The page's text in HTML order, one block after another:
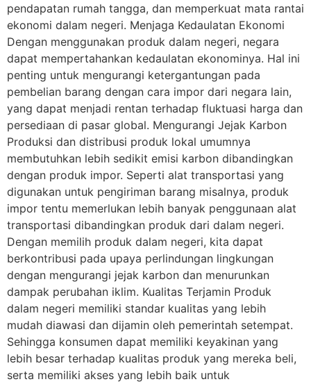
pendapatan rumah tangga, dan memperkuat mata rantai
ekonomi dalam negeri. Menjaga Kedaulatan Ekonomi
Dengan menggunakan produk dalam negeri, negara
dapat mempertahankan kedaulatan ekonominya. Hal ini
penting untuk mengurangi ketergantungan pada
pembelian barang dengan cara impor dari negara lain,
yang dapat menjadi rentan terhadap fluktuasi harga dan
persediaan di pasar global. Mengurangi Jejak Karbon
Produksi dan distribusi produk lokal umumnya
membutuhkan lebih sedikit emisi karbon dibandingkan
dengan produk impor. Seperti alat transportasi yang
digunakan untuk pengiriman barang misalnya, produk
impor tentu memerlukan lebih banyak penggunaan alat
transportasi dibandingkan produk dari dalam negeri.
Dengan memilih produk dalam negeri, kita dapat
berkontribusi pada upaya perlindungan lingkungan
dengan mengurangi jejak karbon dan menurunkan
dampak perubahan iklim. Kualitas Terjamin Produk
dalam negeri memiliki standar kualitas yang lebih
mudah diawasi dan dijamin oleh pemerintah setempat.
Sehingga konsumen dapat memiliki keyakinan yang
lebih besar terhadap kualitas produk yang mereka beli,
serta memiliki akses yang lebih baik untuk